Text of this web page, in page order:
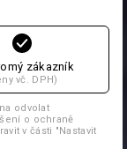
zákazník
vč. DPH)
odvolat
o ochraně
v části "Nastavit